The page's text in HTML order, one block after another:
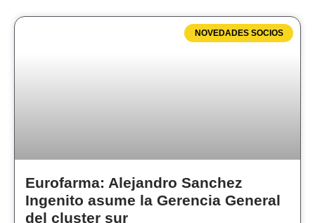
NOVEDADES SOCIOS
Eurofarma: Alejandro Sanchez
Ingenito asume la Gerencia General
del cluster sur